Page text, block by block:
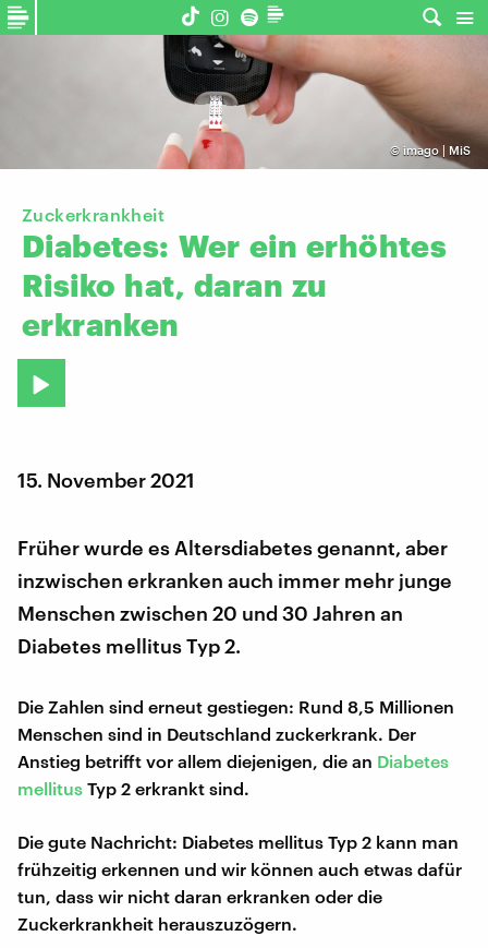
© imago | MiS
Zuckerkrankheit
Diabetes: Wer ein erhöhtes
Risiko hat, daran zu
erkranken
15. November 2021
Früher wurde es Altersdiabetes genannt, aber
inzwischen erkranken auch immer mehr junge
Menschen zwischen 20 und 30 Jahren an
Diabetes mellitus Typ 2.
Die Zahlen sind erneut gestiegen: Rund 8,5 Millionen
Menschen sind in Deutschland zuckerkrank. Der
Anstieg betrifft vor allem diejenigen, die an Diabetes
mellitus Typ 2 erkrankt sind.
Die gute Nachricht: Diabetes mellitus Typ 2 kann man
frühzeitig erkennen und wir können auch etwas dafür
tun, dass wir nicht daran erkranken oder die
Zuckerkrankheit herauszuzögern.